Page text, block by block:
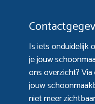
Is iets onduidelijk
je jouw
ons overzicht? Via
jouw
niet meer